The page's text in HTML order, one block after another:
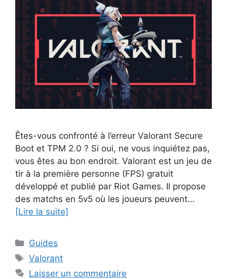
Êtes-vous confronté à l’erreur Valorant Secure
Boot et TPM 2.0 ? Si oui, ne vous inquiétez pas,
vous êtes au bon endroit. Valorant est un jeu de
tir à la première personne (FPS) gratuit
développé et publié par Riot Games. Il propose
des matchs en 5v5 où les joueurs peuvent…
[Lire la suite]
Catégories
Guides
Étiquettes
Valorant
Laisser un commentaire